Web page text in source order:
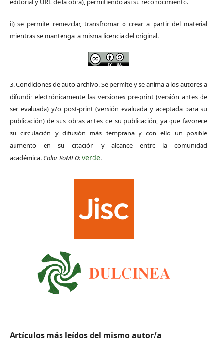
editorial y URL de la obra), permitiendo así su reconocimiento.
ii) se permite remezclar, transfromar o crear a partir del material
mientras se mantenga la misma licencia del original.
3. Condiciones de auto-archivo. Se permite y se anima a los autores a
difundir electrónicamente las versiones pre-print (versión antes de
ser evaluada) y/o post-print (versión evaluada y aceptada para su
publicación) de sus obras antes de su publicación, ya que favorece
su circulación y difusión más temprana y con ello un posible
aumento en su citación y alcance entre la comunidad
académica. Color RoMEO:verde.
Artículos más leídos del mismo autor/a